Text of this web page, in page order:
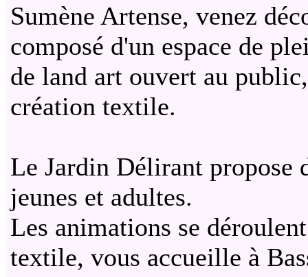
Sumène Artense, venez
composé d'un espace de
de land art ouvert au
création textile.
Le Jardin Délirant propose
jeunes et adultes.
Les animations se
textile, vous accueille à